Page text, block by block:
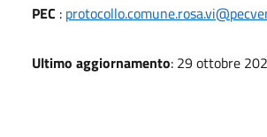
PEC :
Ultimo aggiornamento: 29 ottobre